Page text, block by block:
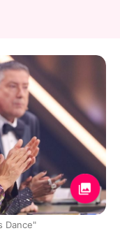
Dance"